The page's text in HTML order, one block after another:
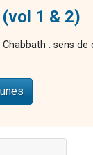
1 & 2)
: sens